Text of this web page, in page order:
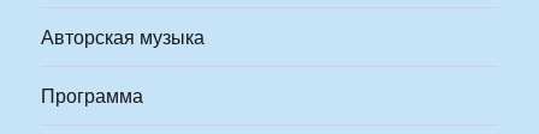
Авторская музыка
Программа